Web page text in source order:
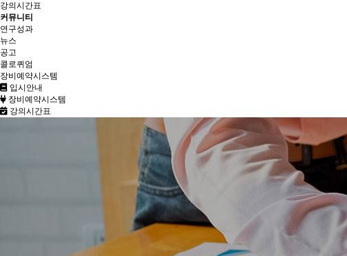
강의시간표
커뮤니티
연구성과
뉴스
공고
콜로퀴엄
장비예약시스템
입시안내
장비예약시스템
강의시간표